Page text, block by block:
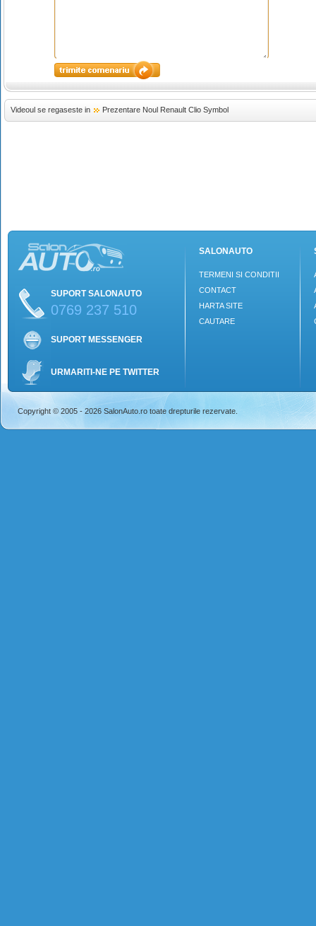
Videoul se regaseste in Prezentare Noul Renault Clio Symbol
SUPORT SALONAUTO
0769 237 510
SUPORT MESSENGER
URMARITI-NE PE TWITTER
SALONAUTO
TERMENI SI CONDITII
CONTACT
HARTA SITE
CAUTARE
Copyright © 2005 - 2026 SalonAuto.ro toate drepturile rezervate.